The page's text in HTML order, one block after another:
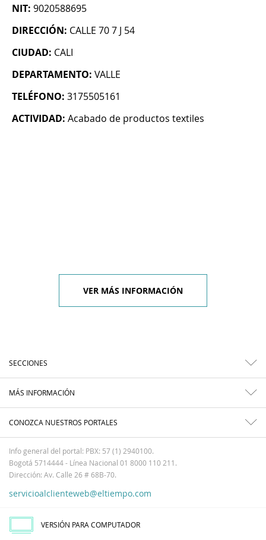
NIT: 9020588695
DIRECCIÓN: CALLE 70 7 J 54
CIUDAD: CALI
DEPARTAMENTO: VALLE
TELÉFONO: 3175505161
ACTIVIDAD: Acabado de productos textiles
VER MÁS INFORMACIÓN
SECCIONES
MÁS INFORMACIÓN
CONOZCA NUESTROS PORTALES
Info general del portal: PBX: 57 (1) 2940100.
Bogotá 5714444 - Línea Nacional 01 8000 110 211.
Dirección: Av. Calle 26 # 68B-70.
servicioalclienteweb@eltiempo.com
VERSIÓN PARA COMPUTADOR